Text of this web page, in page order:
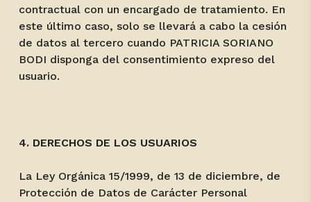
contractual con un encargado de tratamiento. En
este último caso, solo se llevará a cabo la cesión
de datos al tercero cuando PATRICIA SORIANO
BODI disponga del consentimiento expreso del
usuario.
4. DERECHOS DE LOS USUARIOS
La Ley Orgánica 15/1999, de 13 de diciembre, de
Protección de Datos de Carácter Personal